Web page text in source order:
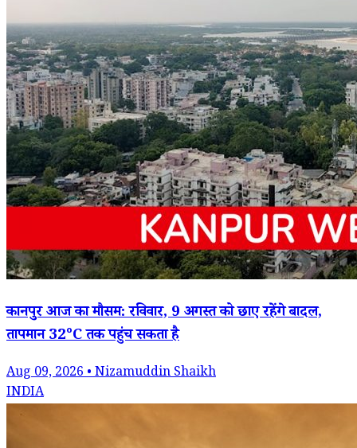
कानपुर आज का मौसम: रविवार, 9 अगस्त को छाए रहेंगे बादल,
तापमान 32°C तक पहुंच सकता है
Aug 09, 2026 • Nizamuddin Shaikh
INDIA